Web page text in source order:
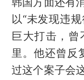
以“未发现违
巨大打击，曾
里。他还曾反
过这个案子会